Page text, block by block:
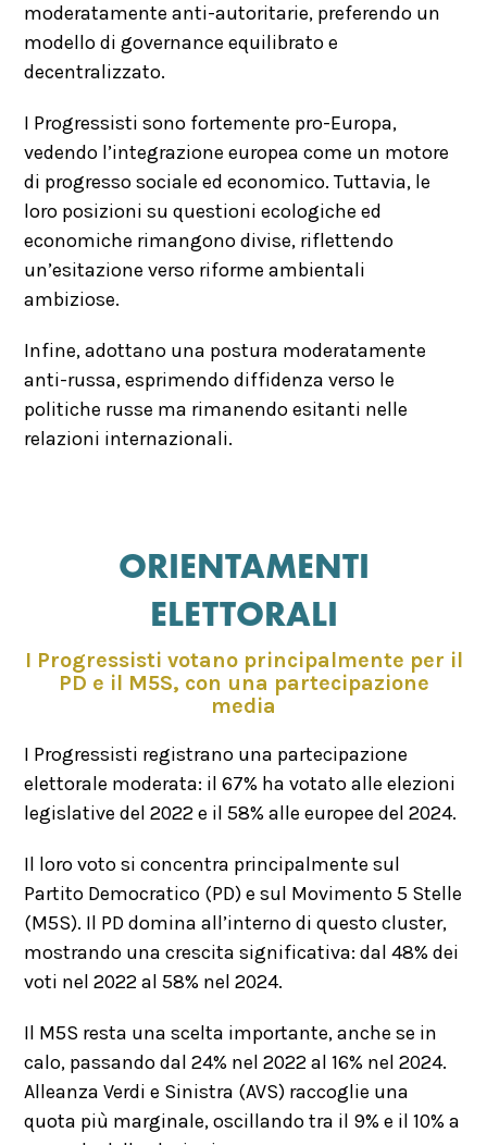
moderatamente anti-autoritarie, preferendo un
modello di governance equilibrato e
decentralizzato.
I Progressisti sono fortemente pro-Europa,
vedendo l’integrazione europea come un motore
di progresso sociale ed economico. Tuttavia, le
loro posizioni su questioni ecologiche ed
economiche rimangono divise, riflettendo
un’esitazione verso riforme ambientali
ambiziose.
Infine, adottano una postura moderatamente
anti-russa, esprimendo diffidenza verso le
politiche russe ma rimanendo esitanti nelle
relazioni internazionali.
ORIENTAMENTI
ELETTORALI
I Progressisti votano principalmente per il
PD e il M5S, con una partecipazione
media
I Progressisti registrano una partecipazione
elettorale moderata: il 67% ha votato alle elezioni
legislative del 2022 e il 58% alle europee del 2024.
Il loro voto si concentra principalmente sul
Partito Democratico (PD) e sul Movimento 5 Stelle
(M5S). Il PD domina all’interno di questo cluster,
mostrando una crescita significativa: dal 48% dei
voti nel 2022 al 58% nel 2024.
Il M5S resta una scelta importante, anche se in
calo, passando dal 24% nel 2022 al 16% nel 2024.
Alleanza Verdi e Sinistra (AVS) raccoglie una
quota più marginale, oscillando tra il 9% e il 10% a